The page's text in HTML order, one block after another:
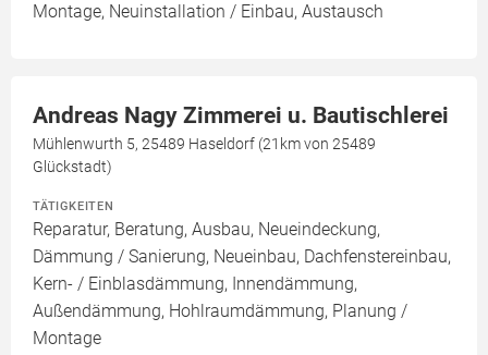
Montage, Neuinstallation / Einbau, Austausch
Andreas Nagy Zimmerei u. Bautischlerei
Mühlenwurth 5, 25489 Haseldorf (21km von 25489
Glückstadt)
TÄTIGKEITEN
Reparatur, Beratung, Ausbau, Neueindeckung,
Dämmung / Sanierung, Neueinbau, Dachfenstereinbau,
Kern- / Einblasdämmung, Innendämmung,
Außendämmung, Hohlraumdämmung, Planung /
Montage